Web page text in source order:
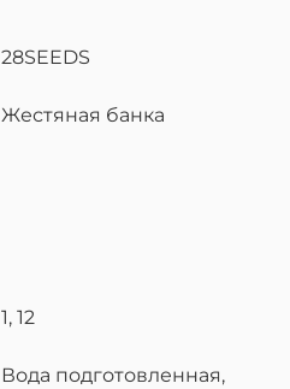
28SEEDS
Жестяная банка
1, 12
Вода подготовленная,